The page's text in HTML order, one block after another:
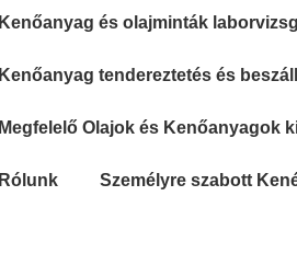
Kenőanyag és olajminták
Kenőanyag tendereztetés és
Megfelelő Olajok és Kenőanyagok
Rólunk Személyre szabott